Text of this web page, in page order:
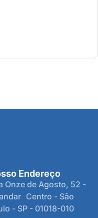
Endereço
Onze de Agosto, 52 -
Centro - São
- SP - 01018-010